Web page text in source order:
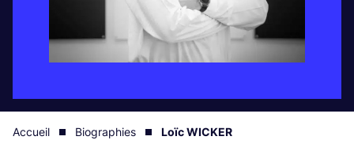
Accueil Biographies Loïc WICKER